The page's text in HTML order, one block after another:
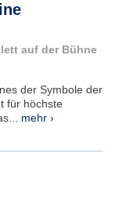
auf der Bühne
der Symbole der
für höchste
mehr ›